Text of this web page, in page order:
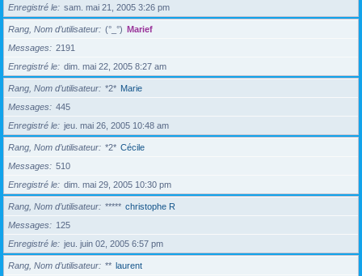
Enregistré le
sam. mai 21, 2005 3:26 pm
Rang, Nom d’utilisateur (°_°) Marief
Messages
2191
Enregistré le
dim. mai 22, 2005 8:27 am
Rang, Nom d’utilisateur *2* Marie
Messages
445
Enregistré le
jeu. mai 26, 2005 10:48 am
Rang, Nom d’utilisateur *2* Cécile
Messages
510
Enregistré le
dim. mai 29, 2005 10:30 pm
Rang, Nom d’utilisateur ***** christophe R
Messages
125
Enregistré le
jeu. juin 02, 2005 6:57 pm
Rang, Nom d’utilisateur ** laurent